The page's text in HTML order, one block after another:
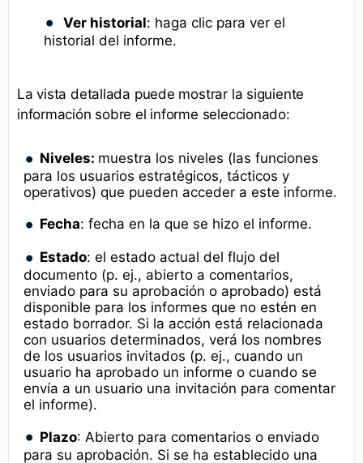
Ver historial: haga clic para ver el
historial del informe.
La vista detallada puede mostrar la siguiente
información sobre el informe seleccionado:
Niveles: muestra los niveles (las funciones
para los usuarios estratégicos, tácticos y
operativos) que pueden acceder a este informe.
Fecha: fecha en la que se hizo el informe.
Estado: el estado actual del flujo del
documento (p. ej., abierto a comentarios,
enviado para su aprobación o aprobado) está
disponible para los informes que no estén en
estado borrador. Si la acción está relacionada
con usuarios determinados, verá los nombres
de los usuarios invitados (p. ej., cuando un
usuario ha aprobado un informe o cuando se
envía a un usuario una invitación para comentar
el informe).
Plazo: Abierto para comentarios o enviado
para su aprobación. Si se ha establecido una